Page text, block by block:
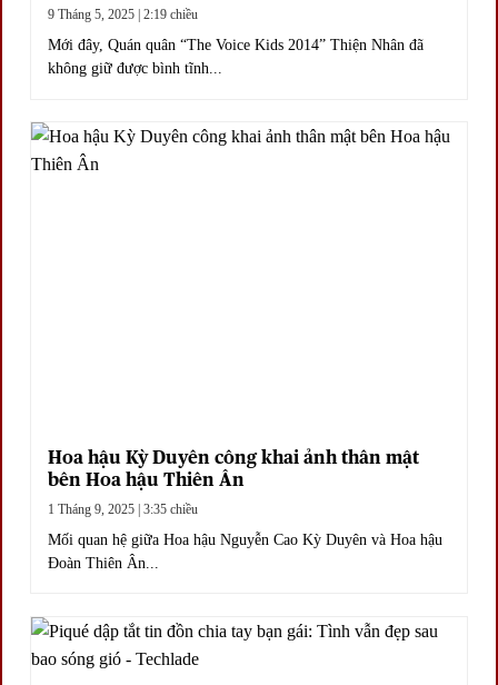
9 Tháng 5, 2025 | 2:19 chiều
Mới đây, Quán quân “The Voice Kids 2014” Thiện Nhân đã
không giữ được bình tĩnh...
Hoa hậu Kỳ Duyên công khai ảnh thân mật
bên Hoa hậu Thiên Ân
1 Tháng 9, 2025 | 3:35 chiều
Mối quan hệ giữa Hoa hậu Nguyễn Cao Kỳ Duyên và Hoa hậu
Đoàn Thiên Ân...